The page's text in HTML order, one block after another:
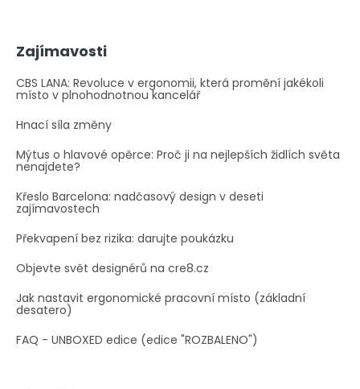
Zajímavosti
CBS LANA: Revoluce v ergonomii, která promění jakékoli
místo v plnohodnotnou kancelář
Hnací síla změny
Mýtus o hlavové opěrce: Proč ji na nejlepších židlích světa
nenajdete?
Křeslo Barcelona: nadčasový design v deseti
zajímavostech
Překvapení bez rizika: darujte poukázku
Objevte svět designérů na cre8.cz
Jak nastavit ergonomické pracovní místo (základní
desatero)
FAQ - UNBOXED edice (edice "ROZBALENO")